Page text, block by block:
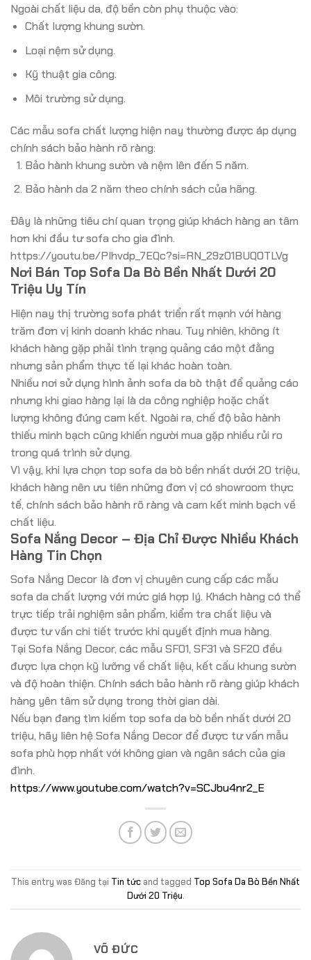
Ngoài chất liệu da, độ bền còn phụ thuộc vào:
Chất lượng khung sườn.
Loại nệm sử dụng.
Kỹ thuật gia công.
Môi trường sử dụng.
Các mẫu sofa chất lượng hiện nay thường được áp dụng
chính sách bảo hành rõ ràng:
Bảo hành khung sườn và nệm lên đến 5 năm.
Bảo hành da 2 năm theo chính sách của hãng.
Đây là những tiêu chí quan trọng giúp khách hàng an tâm
hơn khi đầu tư sofa cho gia đình.
https://youtu.be/PIhvdp_7EQc?si=RN_29zO1BUQ0TLVg
Nơi Bán Top Sofa Da Bò Bền Nhất Dưới 20
Triệu Uy Tín
Hiện nay thị trường sofa phát triển rất mạnh với hàng
trăm đơn vị kinh doanh khác nhau. Tuy nhiên, không ít
khách hàng gặp phải tình trạng quảng cáo một đằng
nhưng sản phẩm thực tế lại khác hoàn toàn.
Nhiều nơi sử dụng hình ảnh sofa da bò thật để quảng cáo
nhưng khi giao hàng lại là da công nghiệp hoặc chất
lượng không đúng cam kết. Ngoài ra, chế độ bảo hành
thiếu minh bạch cũng khiến người mua gặp nhiều rủi ro
trong quá trình sử dụng.
Vì vậy, khi lựa chọn top sofa da bò bền nhất dưới 20 triệu,
khách hàng nên ưu tiên những đơn vị có showroom thực
tế, chính sách bảo hành rõ ràng và cam kết minh bạch về
chất liệu.
Sofa Nắng Decor – Địa Chỉ Được Nhiều Khách
Hàng Tin Chọn
Sofa Nắng Decor là đơn vị chuyên cung cấp các mẫu
sofa da chất lượng với mức giá hợp lý. Khách hàng có thể
trực tiếp trải nghiệm sản phẩm, kiểm tra chất liệu và
được tư vấn chi tiết trước khi quyết định mua hàng.
Tại Sofa Nắng Decor, các mẫu SF01, SF31 và SF20 đều
được lựa chọn kỹ lưỡng về chất liệu, kết cấu khung sườn
và độ hoàn thiện. Chính sách bảo hành rõ ràng giúp khách
hàng yên tâm sử dụng trong thời gian dài.
Nếu bạn đang tìm kiếm top sofa da bò bền nhất dưới 20
triệu, hãy liên hệ Sofa Nắng Decor để được tư vấn mẫu
sofa phù hợp nhất với không gian và ngân sách của gia
đình.
https://www.youtube.com/watch?v=SCJbu4nr2_E
This entry was Đăng tại Tin tức and tagged Top Sofa Da Bò Bền Nhất
Dưới 20 Triệu.
VÕ ĐỨC